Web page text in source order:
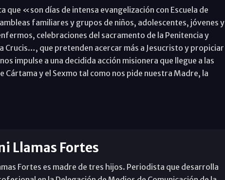
que «son días de intensa evangelización con Escuela de
familiares y grupos de niños, adolescentes, jóvenes y
celebraciones del sacramento de la Penitencia y
Crucis…, que pretenden acercar más a Jesucristo y propiciar
impulse a una decidida acción misionera que llegue a las
y el Sexmo tal como nos pide nuestra Madre, la
Llamas Fortes
Fortes es madre de tres hijos. Periodista que desarrolla